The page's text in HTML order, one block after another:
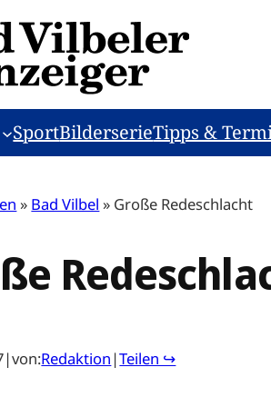
SportBilderserieTipps &
» Bad Vilbel » Große Redeschlacht
|von:Redaktion |Teilen ↪